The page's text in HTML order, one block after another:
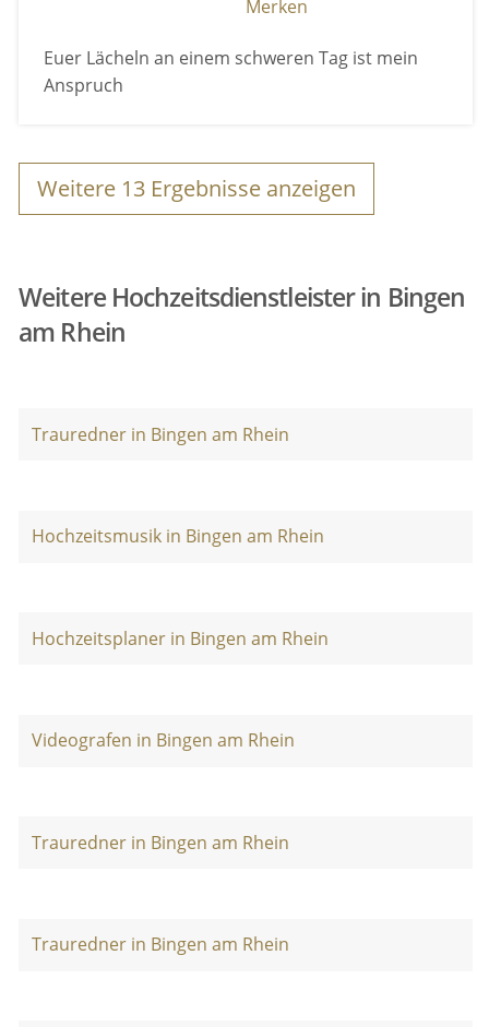
Merken
Euer Lächeln an einem schweren Tag ist mein
Anspruch
Weitere 13 Ergebnisse anzeigen
Weitere Hochzeitsdienstleister in Bingen
am Rhein
Trauredner in Bingen am Rhein
Hochzeitsmusik in Bingen am Rhein
Hochzeitsplaner in Bingen am Rhein
Videografen in Bingen am Rhein
Trauredner in Bingen am Rhein
Trauredner in Bingen am Rhein